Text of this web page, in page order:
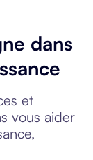
dans
et
vous aider